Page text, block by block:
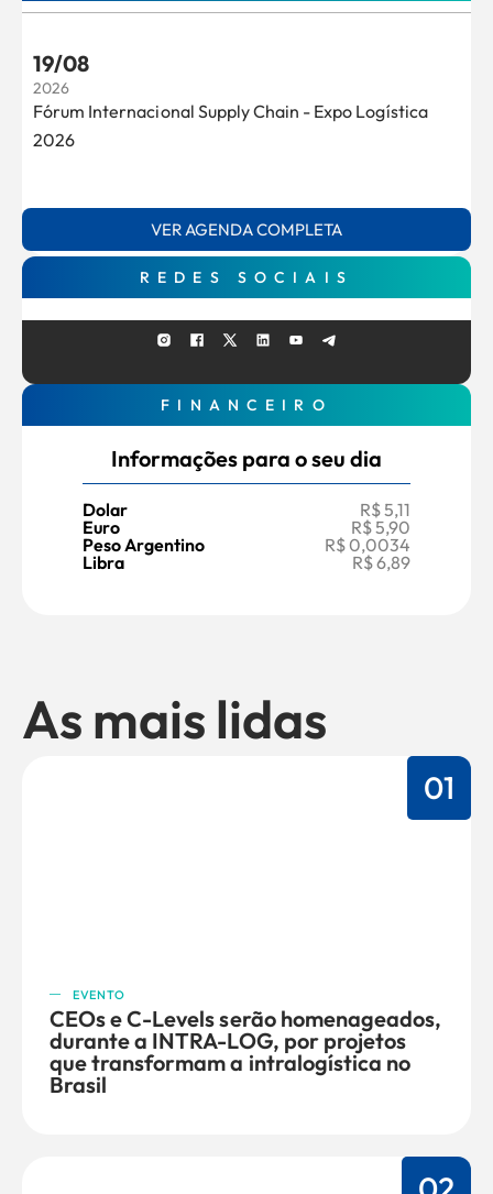
19/08
2026
Fórum Internacional Supply Chain - Expo Logística
2026
VER AGENDA COMPLETA
REDES SOCIAIS
FINANCEIRO
Informações para o seu dia
Dolar
R$ 5,11
Euro
R$ 5,90
Peso Argentino
R$ 0,0034
Libra
R$ 6,89
As mais lidas
01
EVENTO
CEOs e C-Levels serão homenageados,
durante a INTRA-LOG, por projetos
que transformam a intralogística no
Brasil